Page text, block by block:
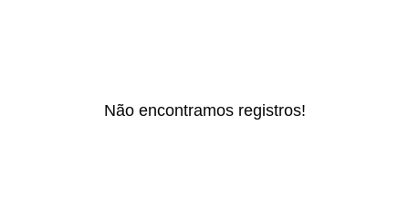
Não encontramos registros!